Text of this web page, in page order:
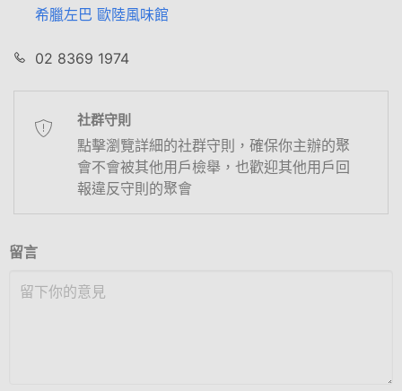
希臘左巴 歐陸風味館
02 8369 1974
社群守則
點擊瀏覽詳細的社群守則，確保你主辦的聚
會不會被其他用戶檢舉，也歡迎其他用戶回
報違反守則的聚會
留言